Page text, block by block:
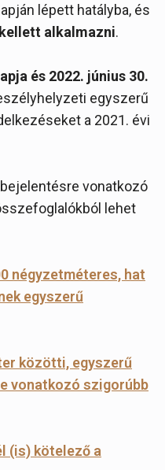
lépett hatályba, és
alkalmazni.
és 2022. június 30.
egyszerű
a 2021. évi
vonatkozó
lehet
négyzetméteres, hat
egyszerű
közötti, egyszerű
vonatkozó szigorúbb
(is) kötelező a